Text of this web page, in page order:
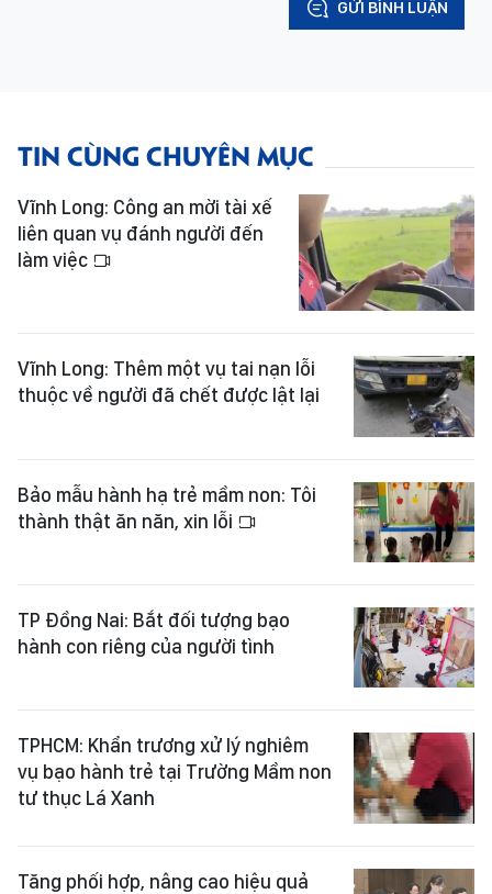
GỬI BÌNH LUẬN
TIN CÙNG CHUYÊN MỤC
Vĩnh Long: Công an mời tài xế
liên quan vụ đánh người đến
làm việc
Vĩnh Long: Thêm một vụ tai nạn lỗi
thuộc về người đã chết được lật lại
Bảo mẫu hành hạ trẻ mầm non: Tôi
thành thật ăn năn, xin lỗi
TP Đồng Nai: Bắt đối tượng bạo
hành con riêng của người tình
TPHCM: Khẩn trương xử lý nghiêm
vụ bạo hành trẻ tại Trường Mầm non
tư thục Lá Xanh
Tăng phối hợp, nâng cao hiệu quả